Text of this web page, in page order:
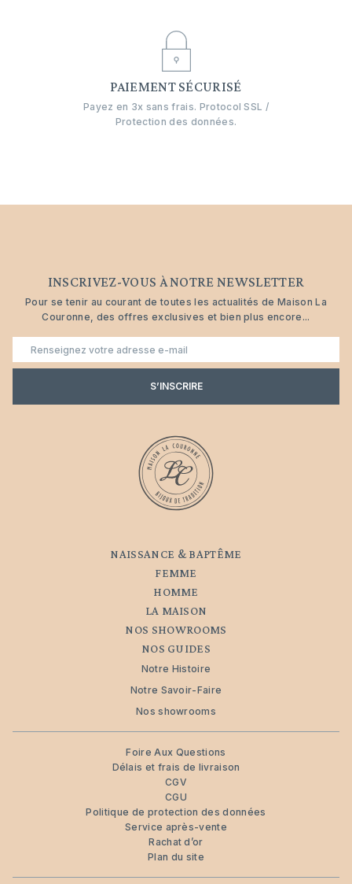
PAIEMENT SÉCURISÉ
Payez en 3x sans frais. Protocol SSL /
Protection des données.
INSCRIVEZ-VOUS À NOTRE NEWSLETTER
Pour se tenir au courant de toutes les actualités de Maison La
Couronne, des offres exclusives et bien plus encore...
E-
S’INSCRIRE
NAISSANCE & BAPTÊME
FEMME
HOMME
LA MAISON
NOS SHOWROOMS
NOS GUIDES
Notre Histoire
Notre Savoir-Faire
Nos showrooms
Foire Aux Questions
Délais et frais de livraison
CGV
CGU
Politique de protection des données
Service après-vente
Rachat d’or
Plan du site